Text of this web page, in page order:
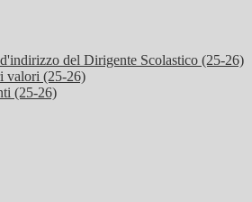
del Dirigente Scolastico (25-26)
valori (25-26)
(25-26)